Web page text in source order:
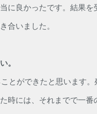
に良かったです。結果
合いました。
。
とができたと思います
時には、それまでで一